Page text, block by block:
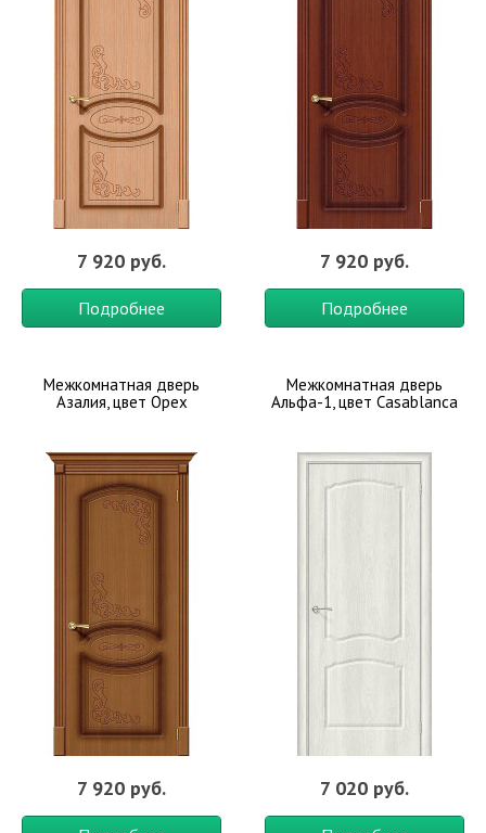
7 920 руб.
Подробнее
7 920 руб.
Подробнее
Межкомнатная дверь
Азалия, цвет Орех
7 920 руб.
Межкомнатная дверь
Альфа-1, цвет Casablanca
7 020 руб.